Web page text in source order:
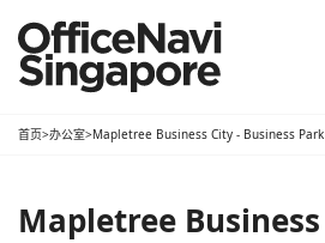
首页>办公室>Mapletree Business City - Business Park
Mapletree